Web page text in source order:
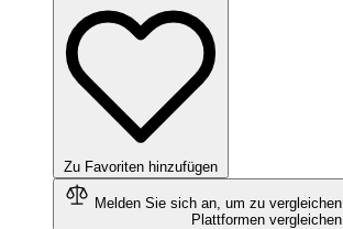
Zu Favoriten hinzufügen
Melden Sie sich an, um zu vergleichen
Plattformen vergleichen.